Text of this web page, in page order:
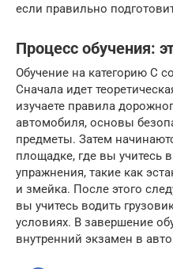
если правильно
Процесс обучения:
Обучение на категорию C
Сначала идет
изучаете правила
автомобиля, основы
предметы. Затем
площадке, где вы учитесь
упражнения, такие как
и змейка. После этого
вы учитесь водить
условиях. В завершение
внутренний экзамен в